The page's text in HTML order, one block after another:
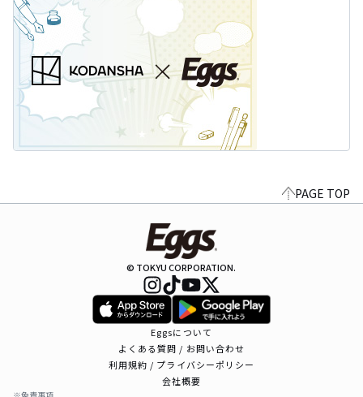
PAGE TOP
© TOKYU CORPORATION.
Eggsについて
よくある質問 / お問い合わせ
利用規約 / プライバシーポリシー
会社概要